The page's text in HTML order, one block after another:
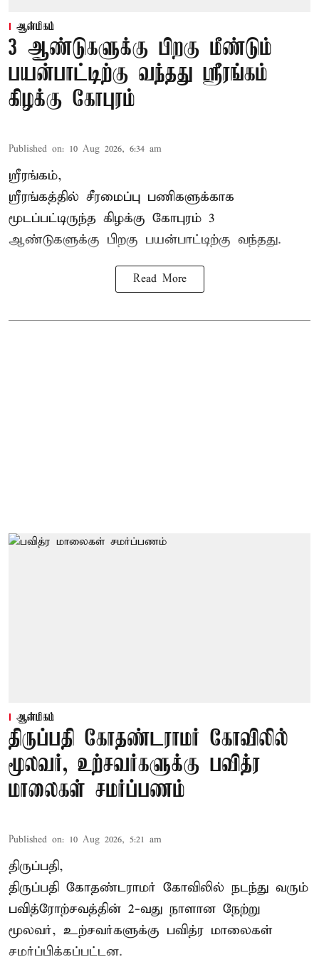
ஆன்மிகம்
3 ஆண்டுகளுக்கு பிறகு மீண்டும்
பயன்பாட்டிற்கு வந்தது ஸ்ரீரங்கம்
கிழக்கு கோபுரம்
Published on: 10 Aug 2026, 6:34 am
ஸ்ரீரங்கம்,
ஸ்ரீரங்கத்தில் சீரமைப்பு பணிகளுக்காக
மூடப்பட்டிருந்த கிழக்கு கோபுரம் 3
ஆண்டுகளுக்கு பிறகு பயன்பாட்டிற்கு வந்தது.
Read More
ஆன்மிகம்
திருப்பதி கோதண்டராமர் கோவிலில்
மூலவர், உற்சவர்களுக்கு பவித்ர
மாலைகள் சமர்ப்பணம்
Published on: 10 Aug 2026, 5:21 am
திருப்பதி,
திருப்பதி கோதண்டராமர் கோவிலில் நடந்து வரும்
பவித்ரோற்சவத்தின் 2-வது நாளான நேற்று
மூலவர், உற்சவர்களுக்கு பவித்ர மாலைகள்
சமர்ப்பிக்கப்பட்டன.